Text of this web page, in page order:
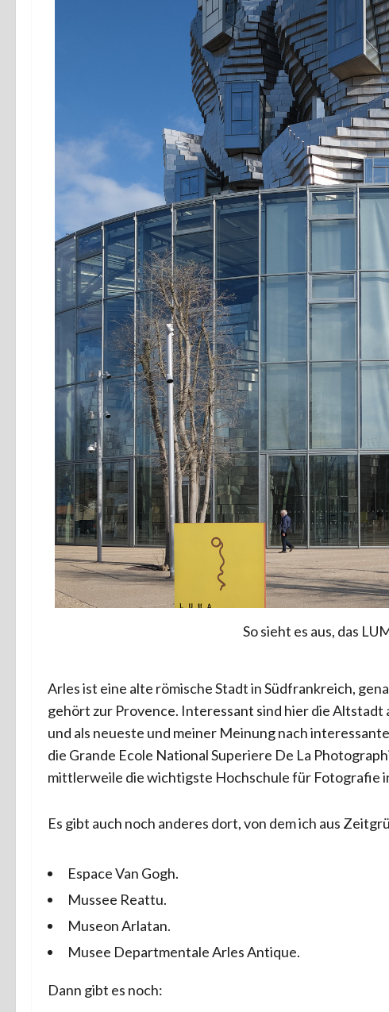
So sieht es aus, das
Arles ist eine alte römische Stadt in Südfrankreich,
gehört zur Provence. Interessant sind hier die Altstadt
und als neueste und meiner Meinung nach
die Grande Ecole National Superiere De La
mittlerweile die wichtigste Hochschule für Fotografie
Es gibt auch noch anderes dort, von dem ich aus
Espace Van Gogh.
Mussee Reattu.
Museon Arlatan.
Musee Departmentale Arles Antique.
Dann gibt es noch: